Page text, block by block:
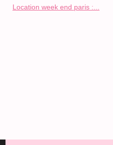
Location week end paris :...